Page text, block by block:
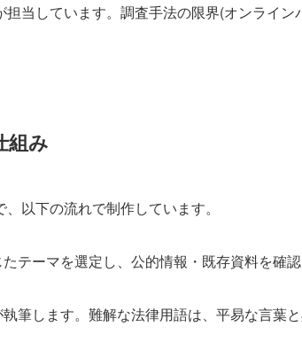
当しています。調査手法の限界(オンライ
組み
以下の流れで制作しています。
テーマを選定し、公的情報・既存資料を確認
筆します。難解な法律用語は、平易な言葉と